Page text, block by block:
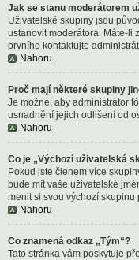
Jak se stanu moderátorem
Uživatelské skupiny jsou
ustanovit moderátora. Máte-li
prvního kontaktujte
Nahoru
Proč mají některé skupiny
Je možné, aby administrátor
usnadnění jejich odlišení od
Nahoru
Co je „Výchozí uživatelská
Pokud jste členem více
bude mít vaše uživatelské
menit si svou výchozí skupinu
Nahoru
Co znamená odkaz „Tým“?
Tato stránka vám poskytuje